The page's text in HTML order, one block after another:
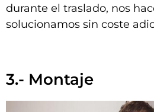
durante el traslado, nos
solucionamos sin coste
3.- Montaje